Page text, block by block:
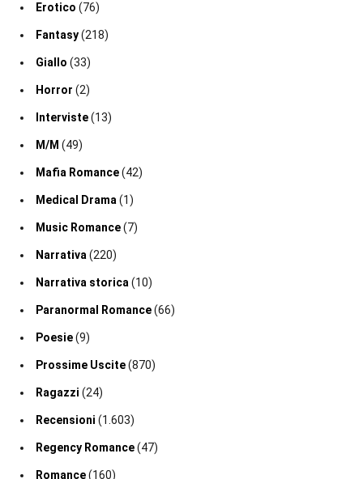
Erotico (76)
Fantasy(218)
Giallo (33)
Horror (2)
Interviste(13)
M/M (49)
Mafia Romance(42)
Medical Drama (1)
Music Romance(7)
Narrativa (220)
Narrativa storica (10)
Paranormal Romance(66)
Poesie(9)
Prossime Uscite(870)
Ragazzi (24)
Recensioni (1.603)
Regency Romance(47)
Romance(160)